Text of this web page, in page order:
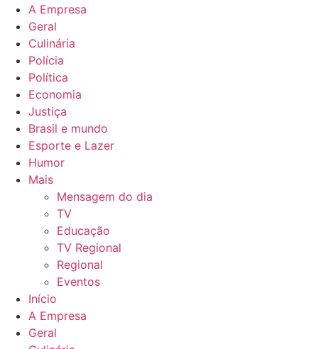
A Empresa
Geral
Culinária
Polícia
Política
Economia
Justiça
Brasil e mundo
Esporte e Lazer
Humor
Mais
Mensagem do dia
TV
Educação
TV Regional
Regional
Eventos
Início
A Empresa
Geral